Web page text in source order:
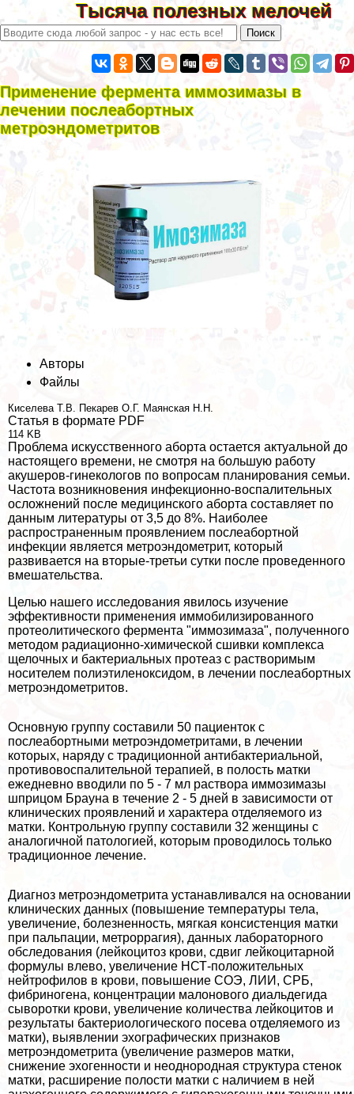
Тысяча полезных мелочей
Применение фермента иммозимазы в
лечении послеaбopтных
метроэндометритов
Авторы
Файлы
Киселева Т.В. Пекарев О.Г. Маянская Н.Н.
Статья в формате PDF
114 KB
Проблема искусственного aбopта остается актуальной до
настоящего времени, не смотря на большую работу
акушеров-гинекологов по вопросам планирования семьи.
Частота возникновения инфекционно-воспалительных
осложнений после медицинского aбopта составляет по
данным литературы от 3,5 до 8%. Наиболее
распространенным проявлением послеaбopтной
инфекции является метроэндометрит, который
развивается на вторые-третьи сутки после проведенного
вмешательства.
Целью нашего исследования явилось изучение
эффективности применения иммобилизированного
протеолитического фермента "иммозимаза", полученного
методом радиационно-химической сшивки комплекса
щелочных и бактериальных протеаз с растворимым
носителем полиэтиленоксидом, в лечении послеaбopтных
метроэндометритов.
Основную группу составили 50 пациенток с
послеaбopтными метроэндометритами, в лечении
которых, наряду с традиционной антибактериальной,
противовоспалительной терапией, в полость матки
ежедневно вводили по 5 - 7 мл раствора иммозимазы
шприцом Брауна в течение 2 - 5 дней в зависимости от
клинических проявлений и хаpaктера отделяемого из
матки. Контрольную группу составили 32 женщины с
аналогичной патологией, которым проводилось только
традиционное лечение.
Диагноз метроэндометрита устанавливался на основании
клинических данных (повышение температуры тела,
увеличение, болезненность, мягкая консистенция матки
при пальпации, метроррагия), данных лабораторного
обследования (лейкоцитоз крови, сдвиг лейкоцитарной
формулы влево, увеличение НСТ-положительных
нейтрофилов в крови, повышение СОЭ, ЛИИ, СРБ,
фибриногена, концентрации малонового диальдегида
сыворотки крови, увеличение количества лейкоцитов и
результаты бактериологического посева отделяемого из
матки), выявлении эхографических признаков
метроэндометрита (увеличение размеров матки,
снижение эхогенности и неоднородная структура стенок
матки, расширение полости матки с наличием в ней